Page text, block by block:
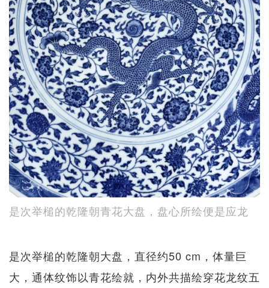
是次举槌的乾隆朝青花大盘，盘心所绘便是应龙
是次举槌的乾隆朝大盘，直径约50 cm，体量巨
大，通体纹饰以青花绘就，内外共描绘穿花龙纹五